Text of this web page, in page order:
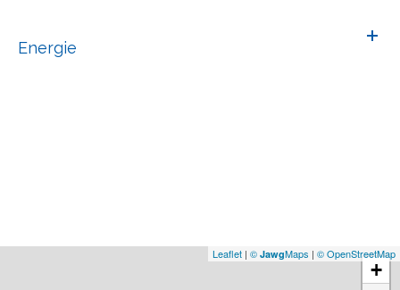
Energie
+
Leaflet | © JawgMaps | © OpenStreetMap